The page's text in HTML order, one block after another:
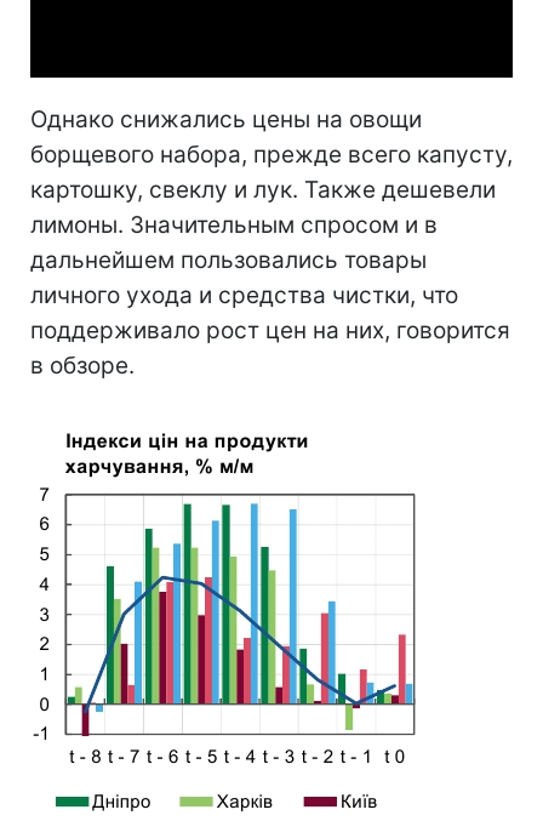
Однако снижались цены на овощи
борщевого набора, прежде всего капусту,
картошку, свеклу и лук. Также дешевели
лимоны. Значительным спросом и в
дальнейшем пользовались товары
личного ухода и средства чистки, что
поддерживало рост цен на них, говорится
в обзоре.